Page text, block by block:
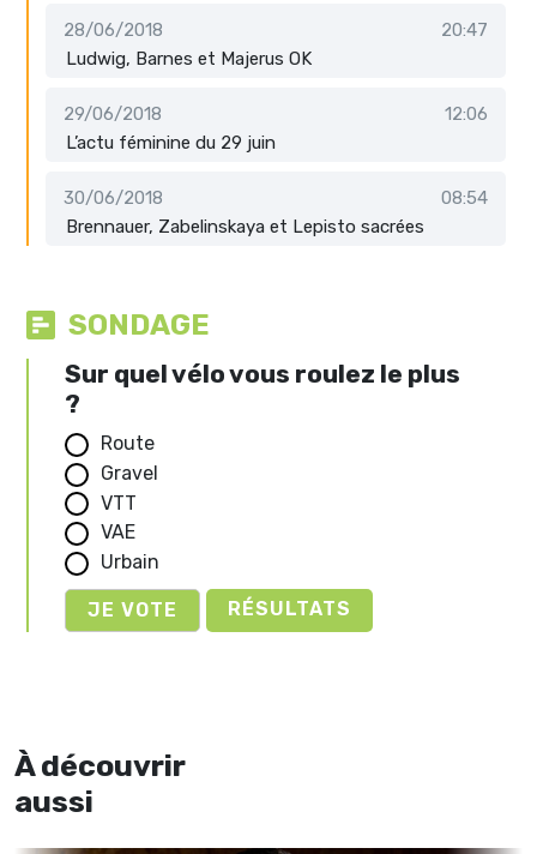
28/06/2018
20:47
Ludwig, Barnes et Majerus OK
29/06/2018
12:06
L’actu féminine du 29 juin
30/06/2018
08:54
Brennauer, Zabelinskaya et Lepisto sacrées
SONDAGE
Sur quel vélo vous roulez le plus
?
Route
Gravel
VTT
VAE
Urbain
RÉSULTATS
À découvrir
aussi